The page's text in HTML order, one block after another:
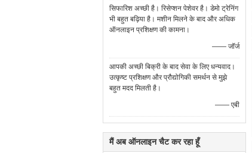
सिफारिश अच्छी है। रिसेप्शन पेशेवर है। डेमो ट्रेनिंग
भी बहुत बढ़िया है। मशीन मिलने के बाद और अधिक
ऑनलाइन प्रशिक्षण की कामना।
—— जॉर्ज
आपकी अच्छी बिक्री के बाद सेवा के लिए धन्यवाद।
उत्कृष्ट प्रशिक्षण और प्रौद्योगिकी समर्थन से मुझे
बहुत मदद मिलती है।
—— एबी
मैं अब ऑनलाइन चैट कर रहा हूँ